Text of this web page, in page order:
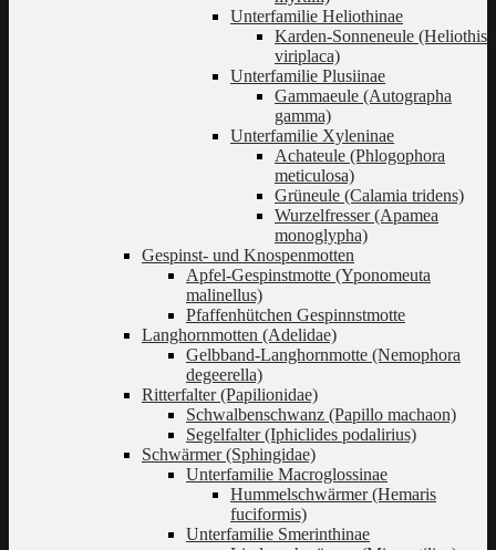
Unterfamilie Heliothinae
Karden-Sonneneule (Heliothis
viriplaca)
Unterfamilie Plusiinae
Gammaeule (Autographa
gamma)
Unterfamilie Xyleninae
Achateule (Phlogophora
meticulosa)
Grüneule (Calamia tridens)
Wurzelfresser (Apamea
monoglypha)
Gespinst- und Knospenmotten
Apfel-Gespinstmotte (Yponomeuta
malinellus)
Pfaffenhütchen Gespinnstmotte
Langhornmotten (Adelidae)
Gelbband-Langhornmotte (Nemophora
degeerella)
Ritterfalter (Papilionidae)
Schwalbenschwanz (Papillo machaon)
Segelfalter (Iphiclides podalirius)
Schwärmer (Sphingidae)
Unterfamilie Macroglossinae
Hummelschwärmer (Hemaris
fuciformis)
Unterfamilie Smerinthinae